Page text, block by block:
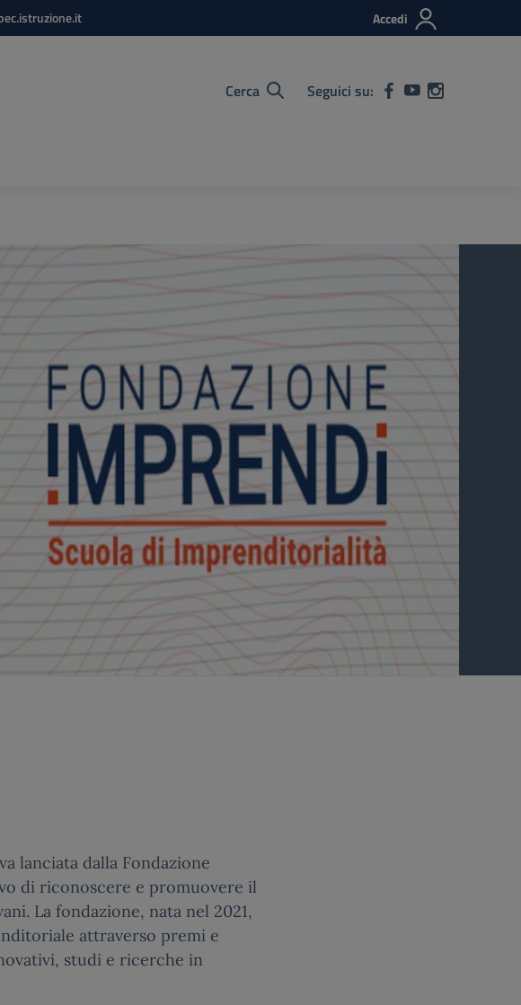
Accedi
Cerca Seguici su:
lanciata dalla Fondazione
di riconoscere e promuovere il
La fondazione, nata nel 2021,
attraverso premi e
studi e ricerche in